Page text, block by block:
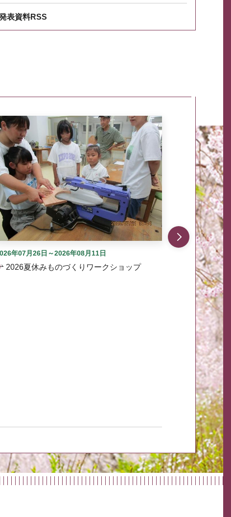
表資料RSS
年07月26日～2026年08月11日
2026夏休みものづくりワークショップ